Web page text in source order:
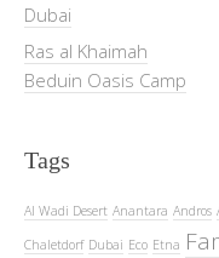
Dubai
Ras al Khaimah
Beduin Oasis Camp
Tags
Al Wadi Desert Anantara Andros
Chaletdorf Dubai Eco Etna